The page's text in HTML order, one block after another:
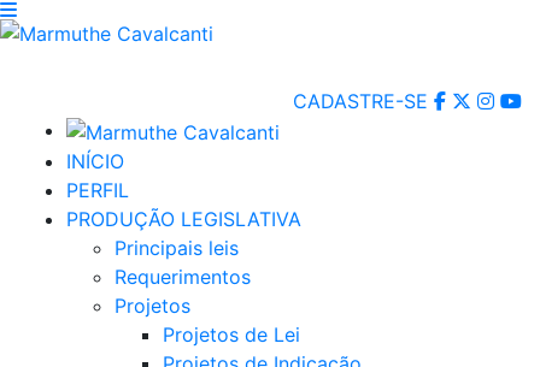
CADASTRE-SE
INÍCIO
PERFIL
PRODUÇÃO LEGISLATIVA
Principais leis
Requerimentos
Projetos
Projetos de Lei